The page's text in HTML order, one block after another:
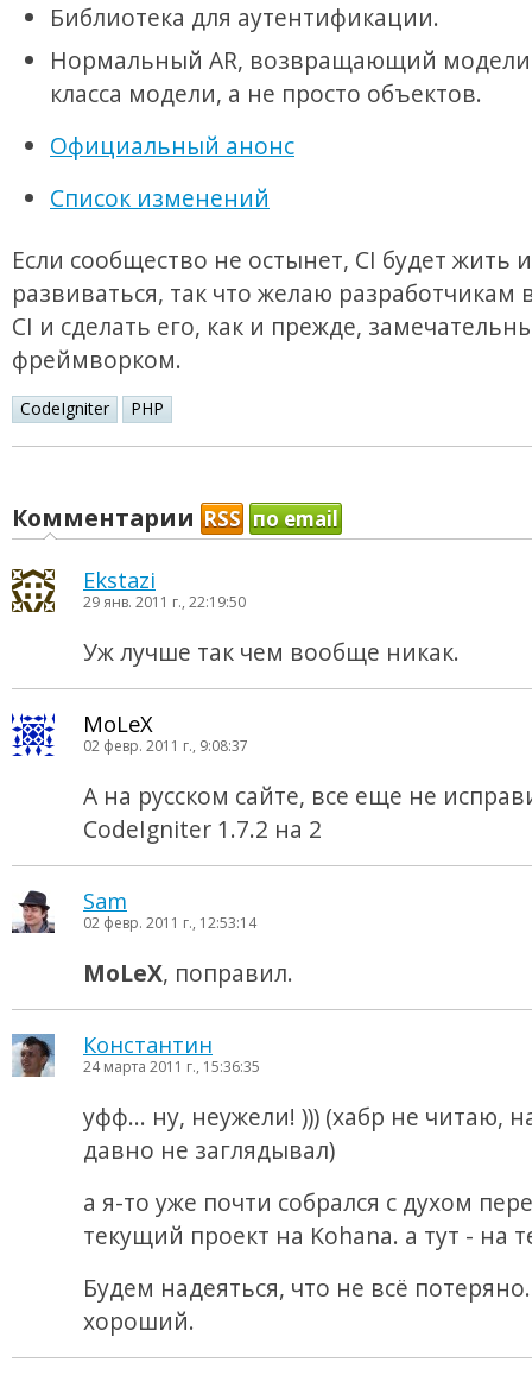
Библиотека для аутентификации.
Нормальный AR, возвращающий модели
класса модели, а не просто объектов.
Официальный анонс
Список изменений
Если сообщество не остынет, CI будет жить и
развиваться, так что желаю
CI и сделать его, как и прежде,
фреймворком.
CodeIgniter PHP
Комментарии RSS по email
Ekstazi
29 янв. 2011 г., 22:19:50
Уж лучше так чем вообще никак.
MoLeX
02 февр. 2011 г., 9:08:37
А на русском сайте, все еще не
CodeIgniter 1.7.2 на 2
Sam
02 февр. 2011 г., 12:53:14
MoLeX, поправил.
Константин
24 марта 2011 г., 15:36:35
уфф... ну, неужели! ))) (хабр не читаю,
давно не заглядывал)
а я-то уже почти собрался с духом
текущий проект на Kohana. а тут - на
Будем надеяться, что не всё
хороший.